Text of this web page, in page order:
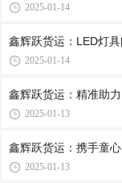
2025-01-14
鑫辉跃货运：LED灯
2025-01-14
鑫辉跃货运：精准助
2025-01-13
鑫辉跃货运：携手童
2025-01-13